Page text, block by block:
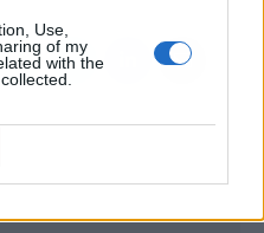
Use,
of my
with the